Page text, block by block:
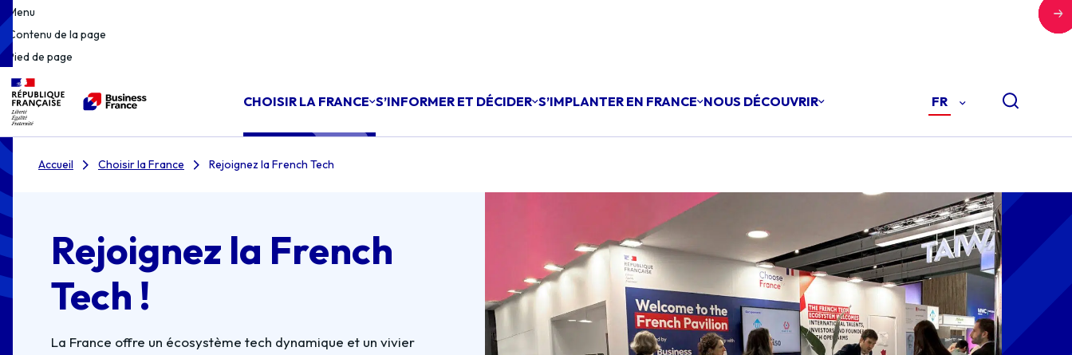
Menu
Contenu de la page
Pied de page
CHOISIR LA FRANCE S’INFORMER ET DÉCIDER S’IMPLANTER EN FRANCE NOUS DÉCOUVRIR FR
Accueil Choisir la France Rejoignez la French Tech
Rejoignez la French
Tech !
La France offre un écosystème tech dynamique et un vivier